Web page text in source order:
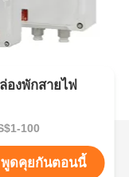
องพักสายไฟ
100
พูดคุยกันตอนนี้